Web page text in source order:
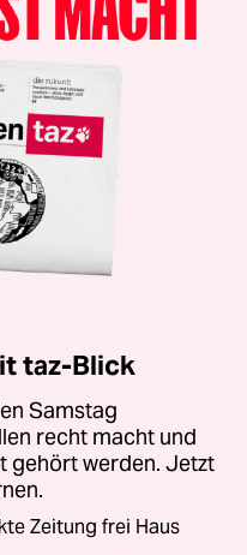
taz-Blick
Samstag
recht macht und
gehört werden. Jetzt
Zeitung frei Haus